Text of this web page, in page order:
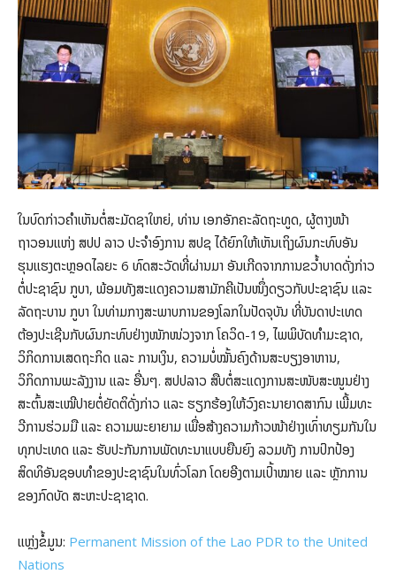
ໃນບົດກ່າວຄໍາເຫັນຕໍ່ສະມັດຊາໃຫຍ່, ທ່ານ ເອກອັກຄະລັດຖະທູດ, ຜູ້ຕາງໜ້າ
ຖາວອນແຫ່ງ ສປປ ລາວ ປະຈໍາອົງການ ສປຊ ໄດ້ຍົກໃຫ້ເຫັນເຖິງຜົນກະທົບອັນ
ຮຸນແຮງຕະຫຼອດໄລຍະ 6 ທົດສະວັດທີ່ຜ່ານມາ ອັນເກີດຈາກການຂວໍ້າບາດດັ່ງກ່າວ
ຕໍ່ປະຊາຊົນ ກູບາ, ພ້ອມທັງສະແດງຄວາມສາມັກຄີເປັນໜຶ່ງດຽວກັບປະຊາຊົນ ແລະ
ລັດຖະບານ ກູບາ ໃນທ່າມກາງສະພາບການຂອງໂລກໃນປັດຈຸບັນ ທີ່ບັນດາປະເທດ
ຕ້ອງປະເຊີນກັບຜົນກະທົບຢ່າງໜັກໜ່ວງຈາກ ໂຄວິດ-19, ໄພພິບັດທໍາມະຊາດ,
ວິກິດການເສດຖະກິດ ແລະ ການເງິນ, ຄວາມບໍ່ໝັ້ນຄົງດ້ານສະບຽງອາຫານ,
ວິກິດການພະລັງງານ ແລະ ອື່ນໆ. ສປປລາວ ສືບຕໍ່ສະແດງການສະໜັບສະໜູນຢ່າງ
ສະຕົ້ນສະເໝີປາຍຕໍ່ຍັດຕິດັ່ງກ່າວ ແລະ ຮຽກຮ້ອງໃຫ້ວົງຄະນາຍາດສາກົນ ເພີ້ມທະ
ວີການຮ່ວມມື ແລະ ຄວາມພະຍາຍາມ ເພື່ອສ້າງຄວາມກ້າວໜ້າຢ່າງເທົ່າທຽມກັນໃນ
ທຸກປະເທດ ແລະ ຮັບປະກັນການພັດທະນາແບບຍືນຍົງ ລວມທັງ ການປົກປ້ອງ
ສິດທິອັນຊອບທໍາຂອງປະຊາຊົນໃນທົ່ວໂລກ ໂດຍອີງຕາມເປົ້າໝາຍ ແລະ ຫຼັກການ
ຂອງກົດບັດ ສະຫະປະຊາຊາດ.
ແຫຼ່ງຂໍ້ມູນ: Permanent Mission of the Lao PDR to the United
Nations